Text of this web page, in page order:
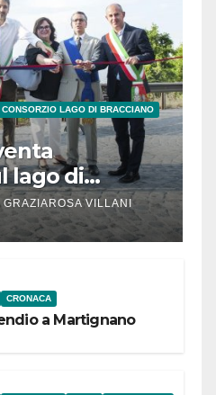
CONSORZIO LAGO DI BRACCIANO
lago di
GRAZIAROSA VILLANI
CRONACA
a Martignano